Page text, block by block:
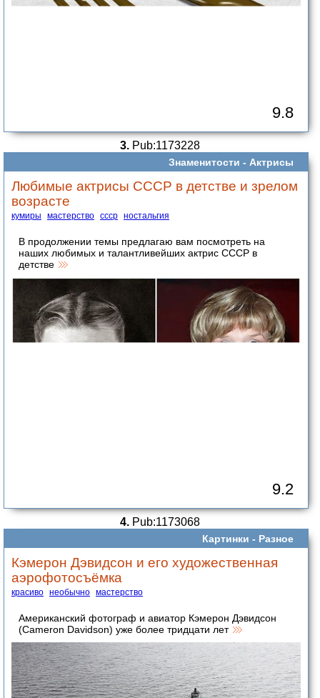
9.8
3. Pub:1173228
Знаменитости - Актрисы
Любимые актрисы СССР в детстве и зрелом
возрасте
кумиры мастерство ссср ностальгия
В продолжении темы предлагаю вам посмотреть на
наших любимых и талантливейших актрис СССР в
детстве
9.2
4. Pub:1173068
Картинки - Разное
Кэмерон Дэвидсон и его художественная
аэрофотосъёмка
красиво необычно мастерство
Американский фотограф и авиатор Кэмерон Дэвидсон
(Cameron Davidson) уже более тридцати лет